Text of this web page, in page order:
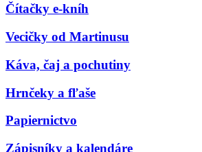
Čítačky e-kníh
Vecičky od Martinusu
Káva, čaj a pochutiny
Hrnčeky a fľaše
Papiernictvo
Zápisníky a kalendáre